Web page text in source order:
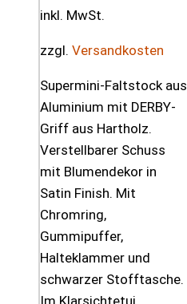
inkl. MwSt.
zzgl. Versandkosten
Supermini-Faltstock aus
Aluminium mit DERBY-
Griff aus Hartholz.
Verstellbarer Schuss
mit Blumendekor in
Satin Finish. Mit
Chromring,
Gummipuffer,
Halteklammer und
schwarzer Stofftasche.